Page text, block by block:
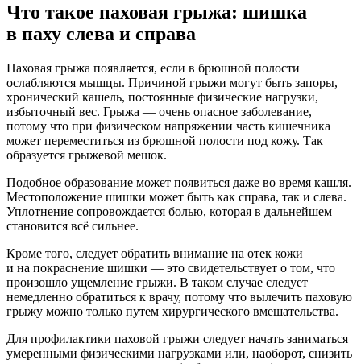
Что такое паховая грыжа: шишка
в паху слева и справа
Паховая грыжа появляется, если в брюшной полости
ослабляются мышцы. Причиной грыжи могут быть запоры,
хронический кашель, постоянные физические нагрузки,
избыточный вес. Грыжа — очень опасное заболевание,
потому что при физическом напряжении часть кишечника
может переместиться из брюшной полости под кожу. Так
образуется грыжевой мешок.
Подобное образование может появиться даже во время кашля.
Местоположение шишки может быть как справа, так и слева.
Уплотнение сопровождается болью, которая в дальнейшем
становится всё сильнее.
Кроме того, следует обратить внимание на отек кожи
и на покраснение шишки — это свидетельствует о том, что
произошло ущемление грыжи. В таком случае следует
немедленно обратиться к врачу, потому что вылечить паховую
грыжу можно только путем хирургического вмешательства.
Для профилактики паховой грыжи следует начать заниматься
умеренными физическими нагрузками или, наоборот, снизить